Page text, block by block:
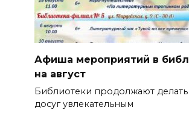
Афиша мероприятий в
на август
Библиотеки продолжают
досуг увлекательным